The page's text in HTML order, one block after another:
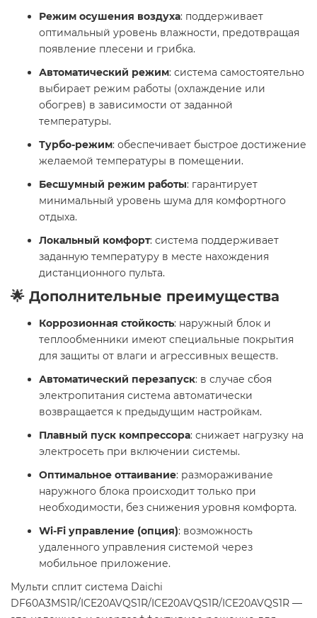
Режим осушения воздуха: поддерживает
оптимальный уровень влажности, предотвращая
появление плесени и грибка.
Автоматический режим: система самостоятельно
выбирает режим работы (охлаждение или
обогрев) в зависимости от заданной
температуры.
Турбо-режим: обеспечивает быстрое достижение
желаемой температуры в помещении.
Бесшумный режим работы: гарантирует
минимальный уровень шума для комфортного
отдыха.
Локальный комфорт: система поддерживает
заданную температуру в месте нахождения
дистанционного пульта.
🌟 Дополнительные преимущества
Коррозионная стойкость: наружный блок и
теплообменники имеют специальные покрытия
для защиты от влаги и агрессивных веществ.
Автоматический перезапуск: в случае сбоя
электропитания система автоматически
возвращается к предыдущим настройкам.
Плавный пуск компрессора: снижает нагрузку на
электросеть при включении системы.
Оптимальное оттаивание: размораживание
наружного блока происходит только при
необходимости, без снижения уровня комфорта.
Wi-Fi управление (опция): возможность
удаленного управления системой через
мобильное приложение.
Мульти сплит система Daichi
DF60A3MS1R/ICE20AVQS1R/ICE20AVQS1R/ICE20AVQS1R —